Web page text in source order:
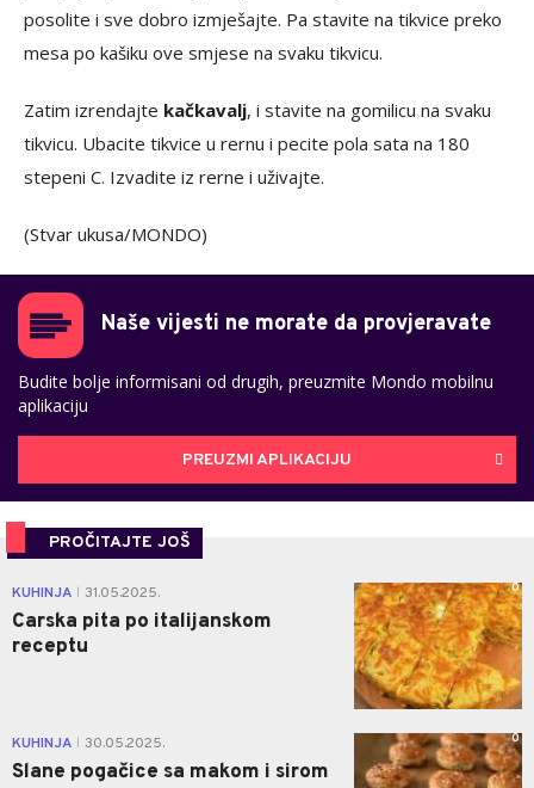
posolite i sve dobro izmješajte. Pa stavite na tikvice preko
mesa po kašiku ove smjese na svaku tikvicu.
Zatim izrendajte kačkavalj, i stavite na gomilicu na svaku
tikvicu. Ubacite tikvice u rernu i pecite pola sata na 180
stepeni C. Izvadite iz rerne i uživajte.
(Stvar ukusa/MONDO)
Naše vijesti ne morate da provjeravate
Budite bolje informisani od drugih, preuzmite Mondo mobilnu
aplikaciju
PREUZMI APLIKACIJU
PROČITAJTE JOŠ
KUHINJA 31.05.2025.
Carska pita po italijanskom
receptu
0
KUHINJA 30.05.2025.
Slane pogačice sa makom i sirom
0